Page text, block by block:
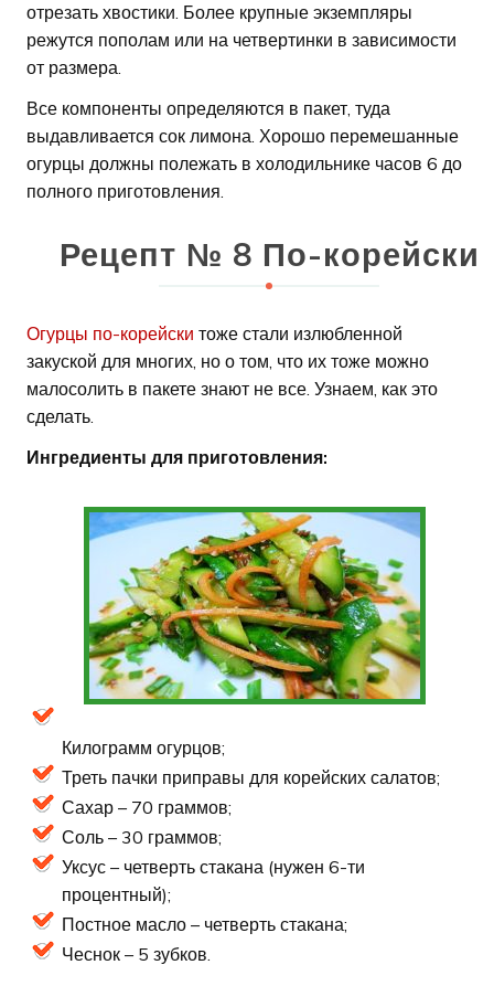
отрезать хвостики. Более крупные экземпляры
режутся пополам или на четвертинки в зависимости
от размера.
Все компоненты определяются в пакет, туда
выдавливается сок лимона. Хорошо перемешанные
огурцы должны полежать в холодильнике часов 6 до
полного приготовления.
Рецепт № 8 По-корейски
Огурцы по-корейски тоже стали излюбленной
закуской для многих, но о том, что их тоже можно
малосолить в пакете знают не все. Узнаем, как это
сделать.
Ингредиенты для приготовления:
Килограмм огурцов;
Треть пачки приправы для корейских салатов;
Сахар – 70 граммов;
Соль – 30 граммов;
Уксус – четверть стакана (нужен 6-ти
процентный);
Постное масло – четверть стакана;
Чеснок – 5 зубков.